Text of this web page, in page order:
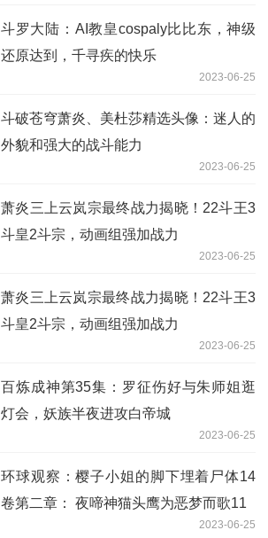
斗罗大陆：AI教皇cospaly比比东，神级
还原达到，千寻疾的快乐
2023-06-25
斗破苍穹萧炎、美杜莎精选头像：迷人的
外貌和强大的战斗能力
2023-06-25
萧炎三上云岚宗最终战力揭晓！22斗王3
斗皇2斗宗，动画组强加战力
2023-06-25
萧炎三上云岚宗最终战力揭晓！22斗王3
斗皇2斗宗，动画组强加战力
2023-06-25
百炼成神第35集：罗征伤好与朱师姐逛
灯会，妖族半夜进攻白帝城
2023-06-25
环球观察：樱子小姐的脚下埋着尸体14
卷第二章： 夜啼神猫头鹰为恶梦而歌11
2023-06-25